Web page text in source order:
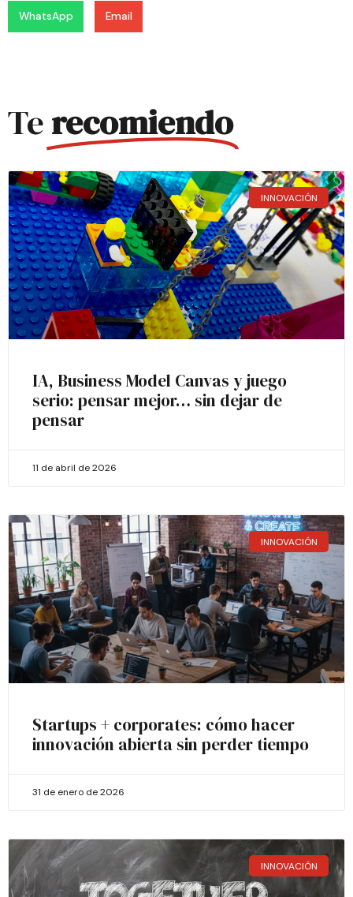
WhatsApp Email
Terecomiendo
INNOVACIÓN
IA, Business Model Canvas y juego
serio: pensar mejor… sin dejar de
pensar
11 de abril de 2026
INNOVACIÓN
Startups + corporates: cómo hacer
innovación abierta sin perder tiempo
31 de enero de 2026
INNOVACIÓN